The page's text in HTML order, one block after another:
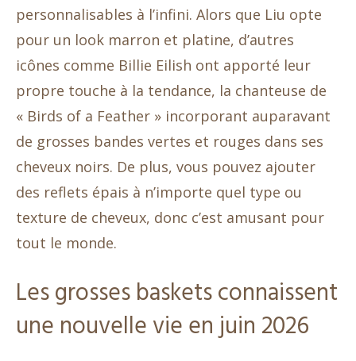
personnalisables à l’infini. Alors que Liu opte
pour un look marron et platine, d’autres
icônes comme Billie Eilish ont apporté leur
propre touche à la tendance, la chanteuse de
« Birds of a Feather » incorporant auparavant
de grosses bandes vertes et rouges dans ses
cheveux noirs. De plus, vous pouvez ajouter
des reflets épais à n’importe quel type ou
texture de cheveux, donc c’est amusant pour
tout le monde.
Les grosses baskets connaissent
une nouvelle vie en juin 2026